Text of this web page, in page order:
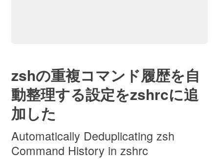
zshの重複コマンド履歴を自
動整理する設定をzshrcに追
加した
Automatically Deduplicating zsh
Command History in zshrc